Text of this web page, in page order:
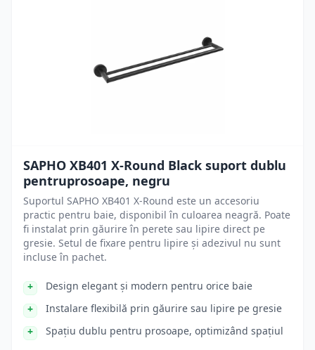
SAPHO XB401 X-Round Black suport dublu
pentruprosoape, negru
Suportul SAPHO XB401 X-Round este un accesoriu
practic pentru baie, disponibil în culoarea neagră. Poate
fi instalat prin găurire în perete sau lipire direct pe
gresie. Setul de fixare pentru lipire și adezivul nu sunt
incluse în pachet.
Design elegant și modern pentru orice baie
Instalare flexibilă prin găurire sau lipire pe gresie
Spațiu dublu pentru prosoape, optimizând spațiul